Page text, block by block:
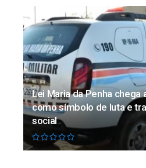
Lei Maria da Penha chega
como símbolo de luta e
social